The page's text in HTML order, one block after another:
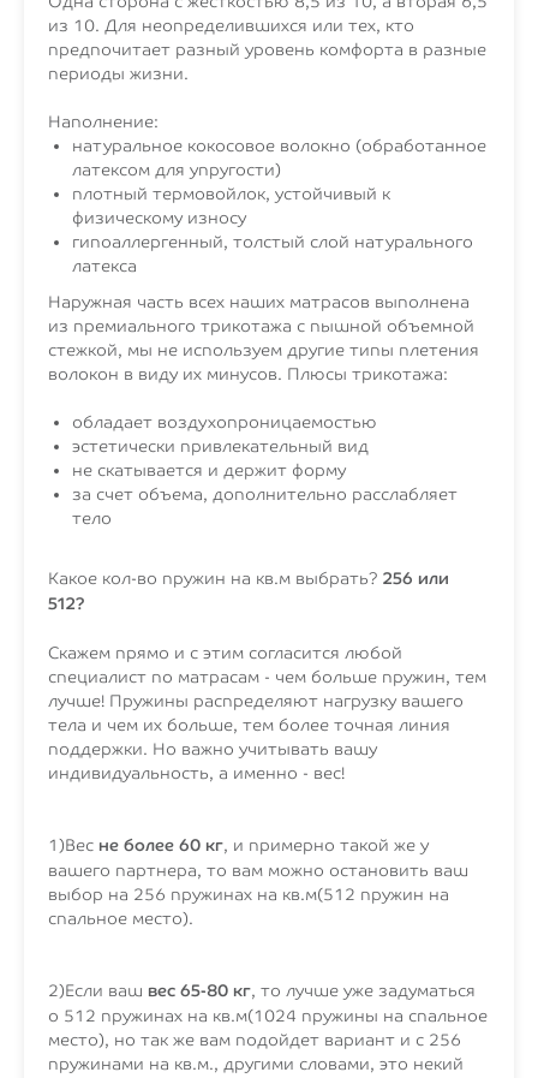
из 10. Для неопределившихся или тех, кто
предпочитает разный уровень комфорта в разные
периоды жизни.
Наполнение:
натуральное кокосовое волокно (обработанное
латексом для упругости)
плотный термовойлок, устойчивый к
физическому износу
гипоаллергенный, толстый слой натурального
латекса
Наружная часть всех наших матрасов выполнена
из премиального трикотажа с пышной объемной
стежкой, мы не используем другие типы плетения
волокон в виду их минусов. Плюсы трикотажа:
обладает воздухопроницаемостью
эстетически привлекательный вид
не скатывается и держит форму
за счет объема, дополнительно расслабляет
тело
Какое кол-во пружин на кв.м выбрать? 256 или
512?
Скажем прямо и с этим согласится любой
специалист по матрасам - чем больше пружин, тем
лучше! Пружины распределяют нагрузку вашего
тела и чем их больше, тем более точная линия
поддержки. Но важно учитывать вашу
индивидуальность, а именно - вес!
1)Вес не более 60 кг, и примерно такой же у
вашего партнера, то вам можно остановить ваш
выбор на 256 пружинах на кв.м(512 пружин на
спальное место).
2)Если ваш вес 65-80 кг, то лучше уже задуматься
о 512 пружинах на кв.м(1024 пружины на спальное
место), но так же вам подойдет вариант и с 256
пружинами на кв.м., другими словами, это некий